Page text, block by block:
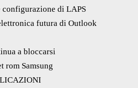
configurazione di LAPS
futura di Outlook
a bloccarsi
rom Samsung